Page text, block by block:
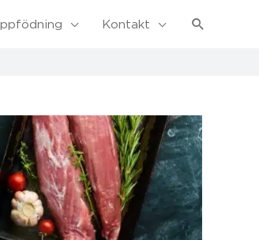
Kontakt Sök